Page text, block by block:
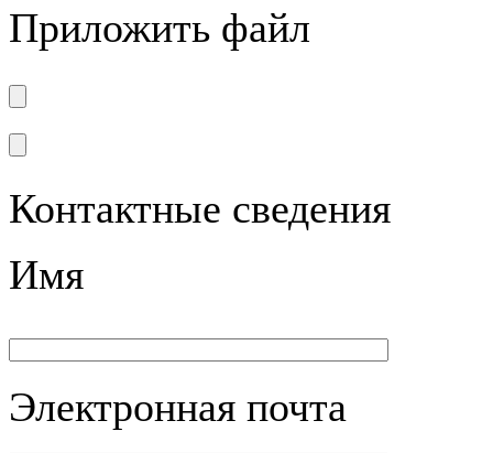
Приложить файл
Контактные сведения
Имя
Электронная почта